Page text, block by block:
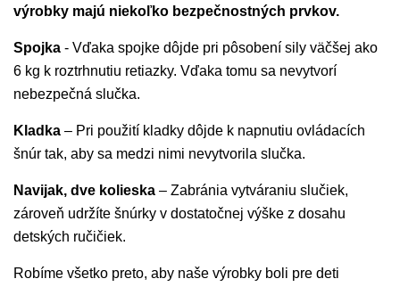
výrobky majú niekoľko bezpečnostných prvkov.
Spojka - Vďaka spojke dôjde pri pôsobení sily väčšej ako
6 kg k roztrhnutiu retiazky. Vďaka tomu sa nevytvorí
nebezpečná slučka.
Kladka – Pri použití kladky dôjde k napnutiu ovládacích
šnúr tak, aby sa medzi nimi nevytvorila slučka.
Navijak, dve kolieska – Zabránia vytváraniu slučiek,
zároveň udržíte šnúrky v dostatočnej výške z dosahu
detských ručičiek.
Robíme všetko preto, aby naše výrobky boli pre deti